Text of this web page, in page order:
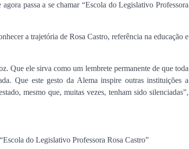
passa a se chamar “Escola do Legislativo Professora
a trajetória de Rosa Castro, referência na educação e
Que ele sirva como um lembrete permanente de que toda
Que este gesto da Alema inspire outras instituições a
mesmo que, muitas vezes, tenham sido silenciadas”,
do Legislativo Professora Rosa Castro”